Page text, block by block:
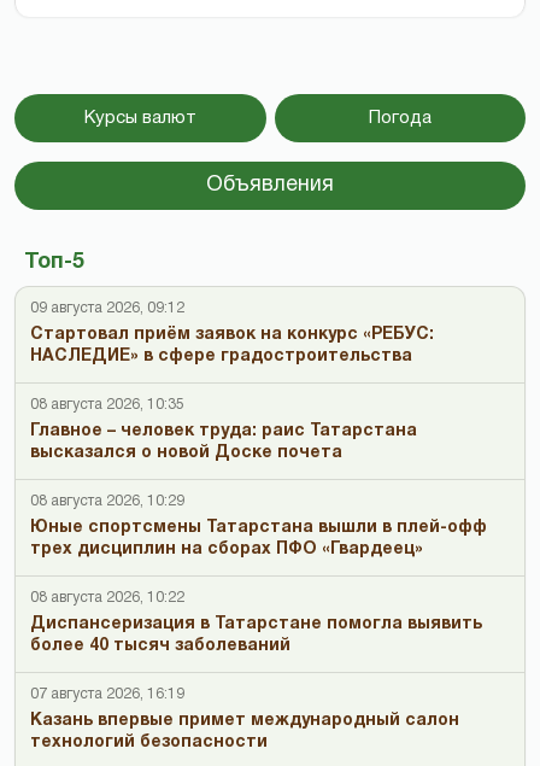
Курсы валют Погода
Объявления
Топ-5
09 августа 2026, 09:12
Стартовал приём заявок на конкурс «РЕБУС:
НАСЛЕДИЕ» в сфере градостроительства
08 августа 2026, 10:35
Главное – человек труда: раис Татарстана
высказался о новой Доске почета
08 августа 2026, 10:29
Юные спортсмены Татарстана вышли в плей-офф
трех дисциплин на сборах ПФО «Гвардеец»
08 августа 2026, 10:22
Диспансеризация в Татарстане помогла выявить
более 40 тысяч заболеваний
07 августа 2026, 16:19
Казань впервые примет международный салон
технологий безопасности